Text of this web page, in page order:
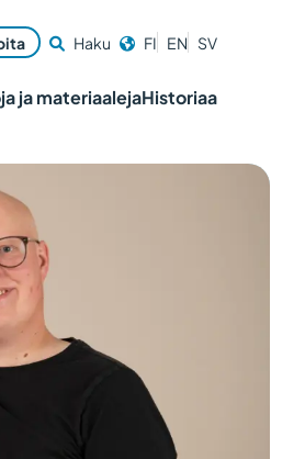
Haku FI EN SV
ja materiaalejaHistoriaa